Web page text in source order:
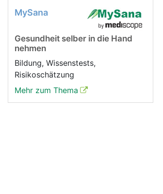
MySana
Gesundheit selber in die Hand
nehmen
Bildung, Wissenstests,
Risikoschätzung
Mehr zum Thema